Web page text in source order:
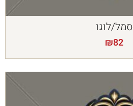
סמל/לוגו
₪82